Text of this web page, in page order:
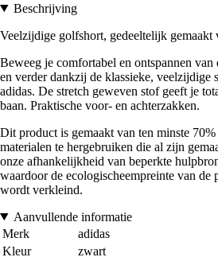
Beschrijving
Veelzijdige golfshort, gedeeltelijk gemaakt
Beweeg je comfortabel en ontspannen van
en verder dankzij de klassieke, veelzijdige
adidas. De stretch geweven stof geeft je
baan. Praktische voor- en achterzakken.
Dit product is gemaakt van ten minste
materialen te hergebruiken die al zijn
onze afhankelijkheid van beperkte
waardoor de ecologischeempreinte van de
wordt verkleind.
Aanvullende informatie
Merk
adidas
Kleur
zwart